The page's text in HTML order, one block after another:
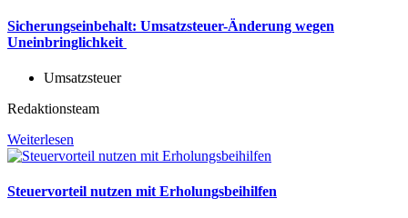
Sicherungseinbehalt: Umsatzsteuer-Änderung wegen
Uneinbringlichkeit
Umsatzsteuer
Redaktionsteam
Weiterlesen
Steuervorteil nutzen mit Erholungsbeihilfen